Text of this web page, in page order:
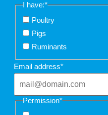
I have:*
Poultry
Pigs
Ruminants
Email address*
Permission*